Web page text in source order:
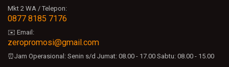
Mkt 2 WA / Telepon:
0877 8185 7176
✉️ Email:
zeropromosi@gmail.com
⏰Jam Operasional: Senin s/d Jumat: 08.00 - 17.00 Sabtu: 08.00 - 15.00